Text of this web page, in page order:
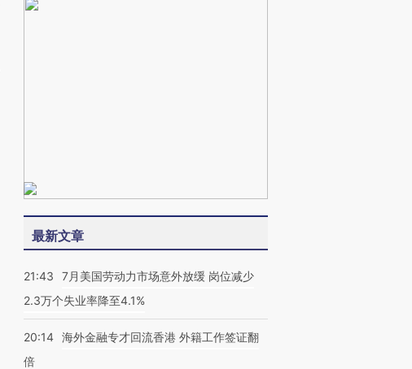
最新文章
21:43
7月美国劳动力市场意外放缓 岗位减少
2.3万个失业率降至4.1%
20:14 海外金融专才回流香港 外籍工作签证翻
倍